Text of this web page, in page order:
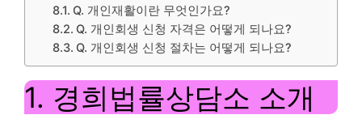
Q. 개인재활이란 무엇인가요?
Q. 개인회생 신청 자격은 어떻게 되나요?
Q. 개인회생 신청 절차는 어떻게 되나요?
1. 경희법률상담소 소개